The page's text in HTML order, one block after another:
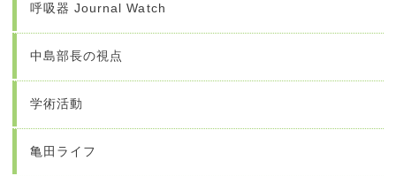
呼吸器 Journal Watch
中島部長の視点
学術活動
亀田ライフ